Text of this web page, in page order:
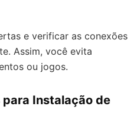
e verificar as conexões
Assim, você evita
ou jogos.
Instalação de